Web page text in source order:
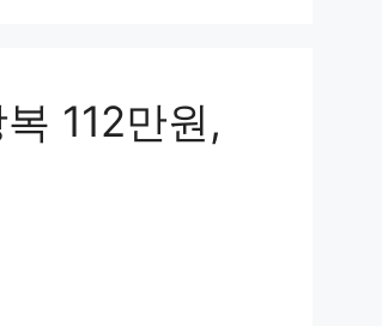
112만원,